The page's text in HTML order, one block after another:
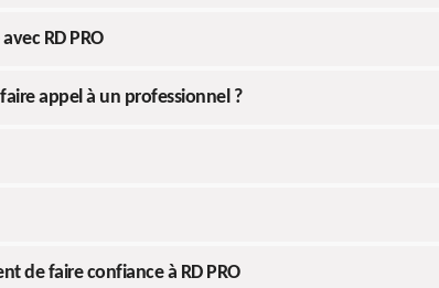
RD PRO
appel à un professionnel ?
de faire confiance à RD PRO